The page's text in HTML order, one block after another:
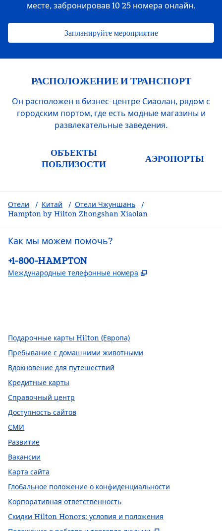
месте, забронировав 10 25 номера онлайн.
Запланируйте мероприятие
РАСПОЛОЖЕНИЕ И ТРАНСПОРТ
Он расположен в бизнес-центре Сиаолан, рядом с
городским портом, где есть модные магазины и
развлекательные заведения.
ОБЪЕКТЫ
ПОБЛИЗОСТИ
АЭРОПОРТЫ
Отели / Китай / Отели Чжуншань
/
Hampton by Hilton Zhongshan Xiaolan
Как мы можем помочь?
Телефон:
+1-800-HAMPTON
Международные телефонные номера ,
Подарочные карты Hilton (Европа)
Пребывание с домашними животными
Вдохновение для путешествий
Кредитные карты
Справочный центр
Доступность сайтов
СМИ
Развитие
Вакансии
Карта сайта
Глобальное положение о конфиденциальности
Корпоративная ответственность
Скидки Hilton Honors: условия и положения